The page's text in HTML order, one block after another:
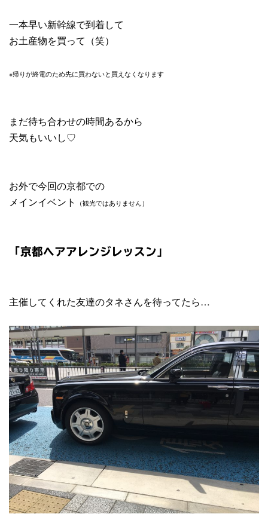
一本早い新幹線で到着して
お土産物を買って（笑）
※帰りが終電のため先に買わないと買えなくなります
まだ待ち合わせの時間あるから
天気もいいし♡
お外で今回の京都での
メインイベント
（観光ではありません）
「京都ヘアアレンジレッスン」
主催してくれた友達のタネさんを待ってたら…